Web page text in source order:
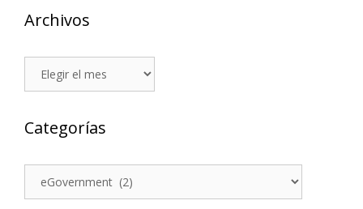
Archivos
Archivos
Categorías
Categorías